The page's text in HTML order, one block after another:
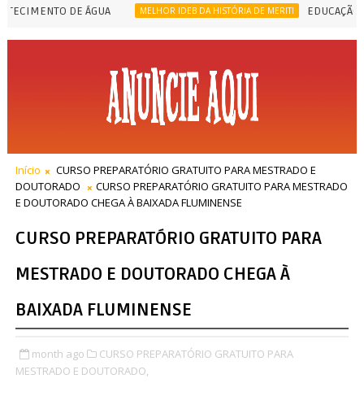
DE ÁGUA MELHOR IDEB DA HISTÓRIA DE MERITI EDUCAÇÃO DE
Início
CURSO PREPARATÓRIO GRATUITO PARA MESTRADO E
DOUTORADO
CURSO PREPARATÓRIO GRATUITO PARA MESTRADO
E DOUTORADO CHEGA À BAIXADA FLUMINENSE
CURSO PREPARATÓRIO GRATUITO PARA
MESTRADO E DOUTORADO CHEGA À
BAIXADA FLUMINENSE
month ago
CURSO PREPARATÓRIO GRATUITO PARA
MESTRADO E DOUTORADO,